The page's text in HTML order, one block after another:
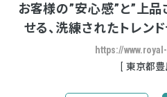
お客様の”安心感”と”上
せる、洗練されたトレン
https://
東京都豊